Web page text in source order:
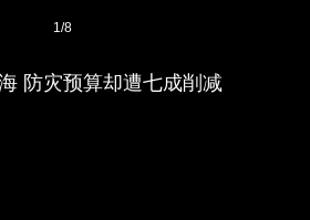
1/8
防灾预算却遭七成削减